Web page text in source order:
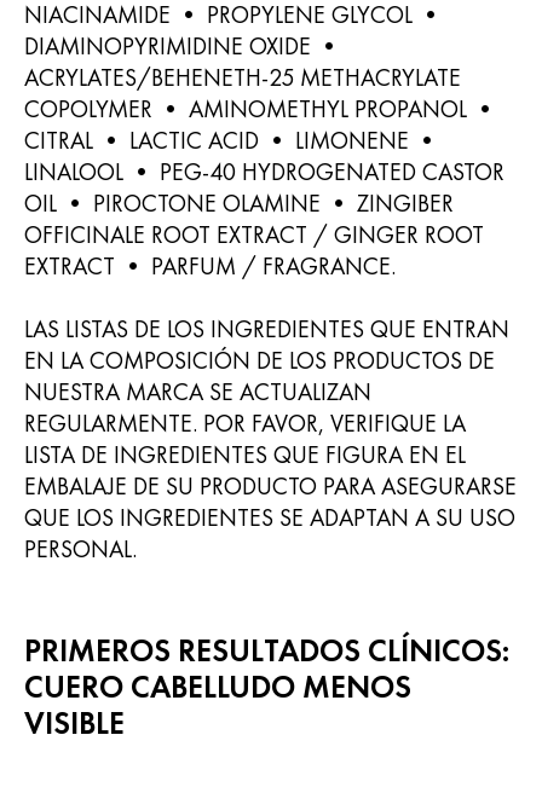
NIACINAMIDE • PROPYLENE GLYCOL •
DIAMINOPYRIMIDINE OXIDE •
ACRYLATES/BEHENETH-25 METHACRYLATE
COPOLYMER • AMINOMETHYL PROPANOL •
CITRAL • LACTIC ACID • LIMONENE •
LINALOOL • PEG-40 HYDROGENATED CASTOR
OIL • PIROCTONE OLAMINE • ZINGIBER
OFFICINALE ROOT EXTRACT / GINGER ROOT
EXTRACT • PARFUM / FRAGRANCE.
LAS LISTAS DE LOS INGREDIENTES QUE ENTRAN
EN LA COMPOSICIÓN DE LOS PRODUCTOS DE
NUESTRA MARCA SE ACTUALIZAN
REGULARMENTE. POR FAVOR, VERIFIQUE LA
LISTA DE INGREDIENTES QUE FIGURA EN EL
EMBALAJE DE SU PRODUCTO PARA ASEGURARSE
QUE LOS INGREDIENTES SE ADAPTAN A SU USO
PERSONAL.
PRIMEROS RESULTADOS CLÍNICOS:
CUERO CABELLUDO MENOS
VISIBLE